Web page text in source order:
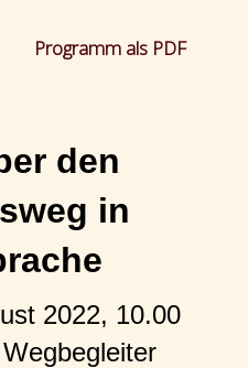
Programm als PDF
den
in
2022, 10.00